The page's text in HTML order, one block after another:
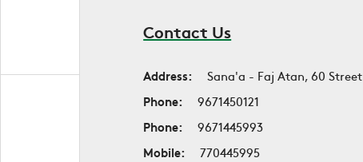
Contact Us
Address:
Sana'a - Faj Atan, 60 Street
Phone:
9671450121
Phone:
9671445993
Mobile:
770445995